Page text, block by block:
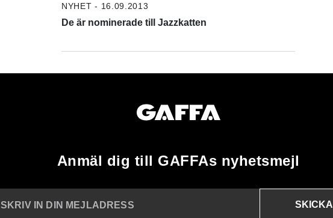
NYHET - 16.09.2013
De är nominerade till Jazzkatten
Anmäl dig till GAFFAs nyhetsmejl
SKRIV IN DIN MEJLADRESS
SKICKA